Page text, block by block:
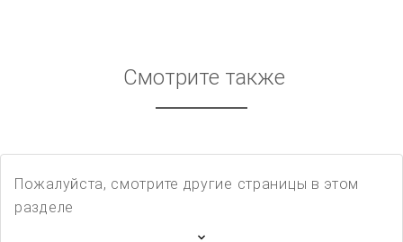
Смотрите также
Пожалуйста, смотрите другие страницы в этом
разделе